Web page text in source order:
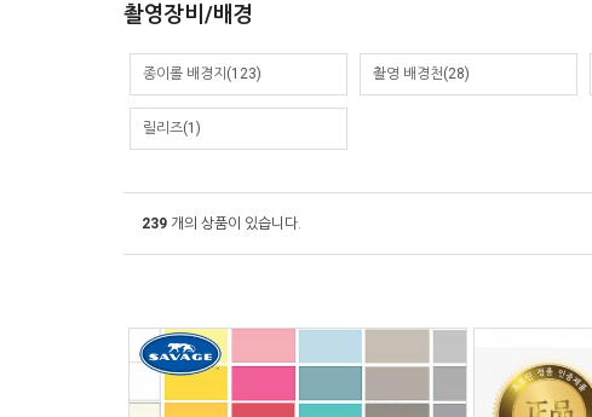
촬영장비/배경
종이롤 배경지 (123) 촬영 배경천(28)
릴리즈(1)
239 개의 상품이 있습니다.